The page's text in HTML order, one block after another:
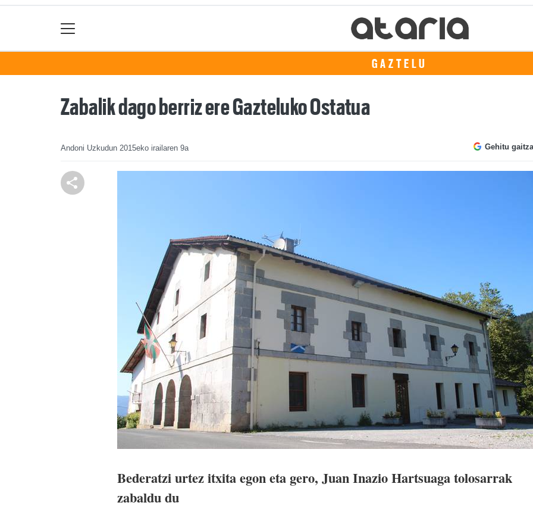
GAZTELU
Zabalik dago berriz ere Gazteluko Ostatua
Andoni Uzkudun 2015eko irailaren 9a Gehitu
Bederatzi urtez itxita egon eta gero, Juan Inazio Hartsuaga tolosarrak
zabaldu du